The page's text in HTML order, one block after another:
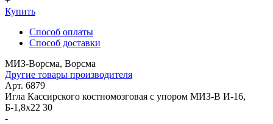
Купить
Способ оплаты
Способ доставки
МИЗ-Ворсма, Ворсма
Другие товары производителя
Арт. 6879
Игла Кассирского костномозговая с упором МИЗ-В И-16,
Б-1,8x22 30
-